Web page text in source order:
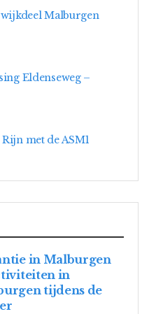
Malburgen
Eldenseweg –
met de ASM1
in Malburgen
in
tijdens de